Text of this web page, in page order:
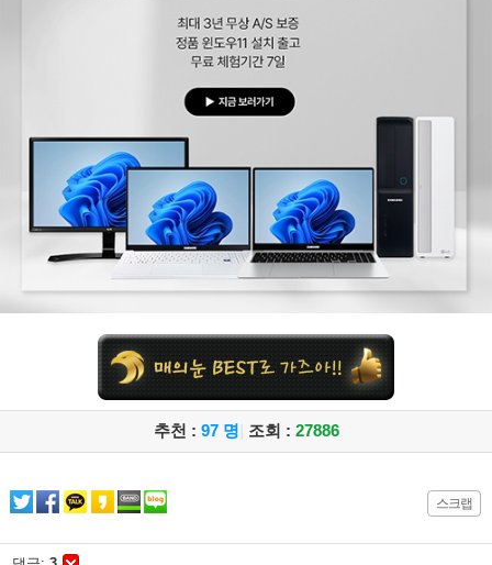
추천 : 97 명 조회 : 27886
스크랩